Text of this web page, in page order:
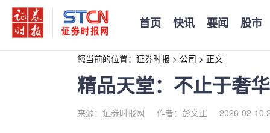
首页 快讯 要闻 股市
您当前的位置： 证券时报 > 公司 > 正文
精品天堂：不止于奢
来源：证券时报网 作者：彭文正 2026-02-10